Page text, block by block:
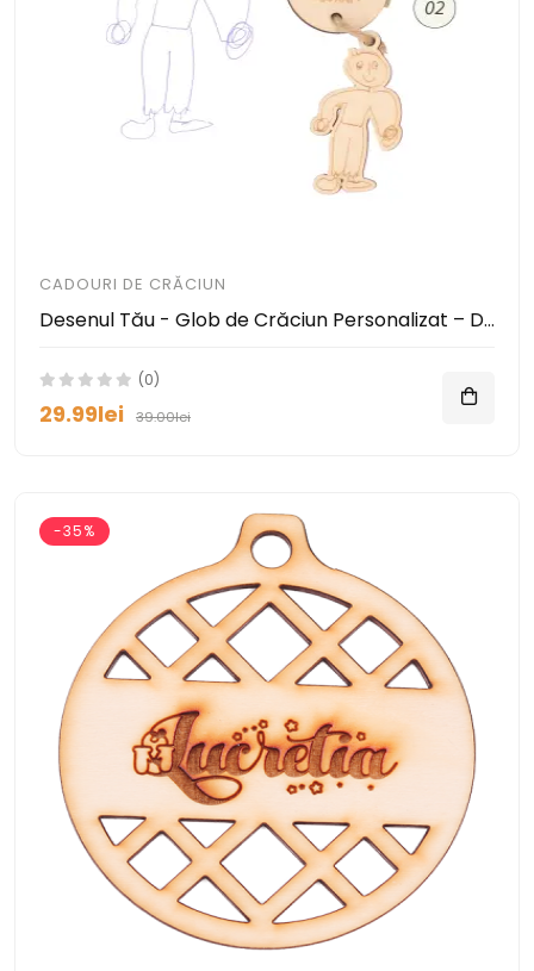
CADOURI DE CRĂCIUN
Desenul Tău - Glob de Crăciun Personalizat – Decorațiune Unică din Lemn
(0)
29.99lei 39.00lei
-35%